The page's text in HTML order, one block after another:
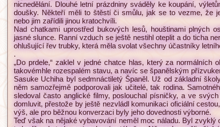
nicnedělání. Dlouhé letní prázdniny sváděly ke koupání,
doušky. Někteří měli to štěstí či smůlu, jak se to vezme, že
nebo jim zařídili jinou kratochvíli.
Nad chatkami uprostřed bukových lesů, houštinami plných
jasné slunce. Ranní vzduch se ještě nestihl oteplit a do ticha
ohlušující řev trubky, která měla svolat všechny účastníky
.
„Do prdele,“ zaklel v jedné chatce hlas, který za normálních
takovémhle rozespalém stavu, a navíc se španělským
Sasuke Uchiha byl sedmnáctiletý Španěl. Už od základní
něm samozřejmě podporovali jak učitelé, tak rodina.
sledoval často anglické filmy, poslouchal písničky, a ve
domluvit, přestože by ještě nezvládl komunikaci oficiální
výš, ale pro běžnou konverzaci byly jeho dovednosti výborné.
Teď však na nějaké vybavování neměl moc náladu. Byl